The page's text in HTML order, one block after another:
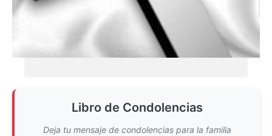
Libro de Condolencias
Deja tu mensaje de condolencias para la familia